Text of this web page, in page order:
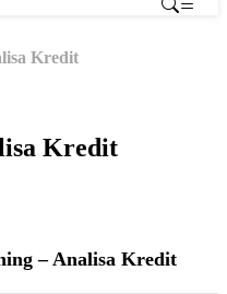
Kredit
Kredit
– Analisa Kredit